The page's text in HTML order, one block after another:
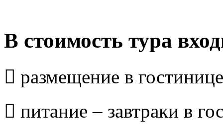
В стоимость тура
 размещение в
 питание – завтраки в